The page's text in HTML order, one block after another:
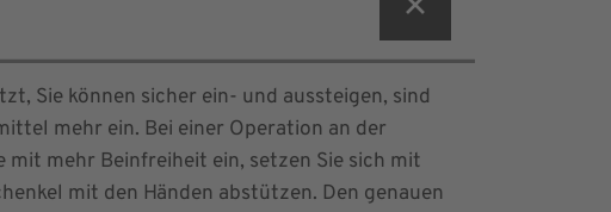
Sie können sicher ein- und aussteigen, sind
mehr ein. Bei einer Operation an der
mit mehr Beinfreiheit ein, setzen Sie sich mit
mit den Händen abstützen. Den genauen